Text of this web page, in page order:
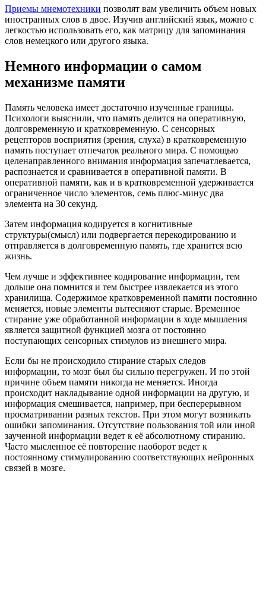
Приемы мнемотехники позволят вам увеличить объем новых
иностранных слов в двое. Изучив английский язык, можно с
легкостью использовать его, как матрицу для запоминания
слов немецкого или другого языка.
Немного информации о самом
механизме памяти
Память человека имеет достаточно изученные границы.
Психологи выяснили, что память делится на оперативную,
долговременную и кратковременную. С сенсорных
рецепторов восприятия (зрения, слуха) в кратковременную
память поступает отпечаток реального мира. С помощью
целенаправленного внимания информация запечатлевается,
распознается и сравнивается в оперативной памяти. В
оперативной памяти, как и в кратковременной удерживается
ограниченное число элементов, семь плюс-минус два
элемента на 30 секунд.
Затем информация кодируется в когнитивные
структуры(смысл) или подвергается перекодированию и
отправляется в долговременную память, где хранится всю
жизнь.
Чем лучше и эффективнее кодирование информации, тем
дольше она помнится и тем быстрее извлекается из этого
хранилища. Содержимое кратковременной памяти постоянно
меняется, новые элементы вытесняют старые. Временное
стирание уже обработанной информации в ходе мышления
является защитной функцией мозга от постоянно
поступающих сенсорных стимулов из внешнего мира.
Если бы не происходило стирание старых следов
информации, то мозг был бы сильно перегружен. И по этой
причине объем памяти никогда не меняется. Иногда
происходит накладывание одной информации на другую, и
информация смешивается, например, при бесперерывном
просматривании разных текстов. При этом могут возникать
ошибки запоминания. Отсутствие пользования той или иной
заученной информации ведет к её абсолютному стиранию.
Часто мысленное её повторение наоборот ведет к
постоянному стимулированию соответствующих нейронных
связей в мозге.